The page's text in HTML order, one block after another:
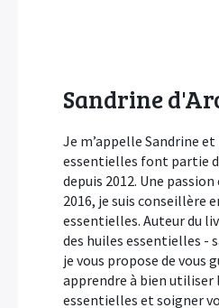
Sandrine
Je m’appelle Sandrine
essentielles font partie
depuis 2012. Une
2016, je suis conseillère
essentielles. Auteur du
des huiles essentielles -
je vous propose de vous
apprendre à bien utiliser
essentielles et soigner